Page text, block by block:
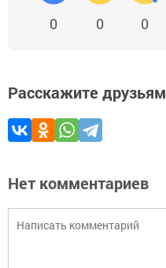
0 0 0
Расскажите друзьям
Нет комментариев